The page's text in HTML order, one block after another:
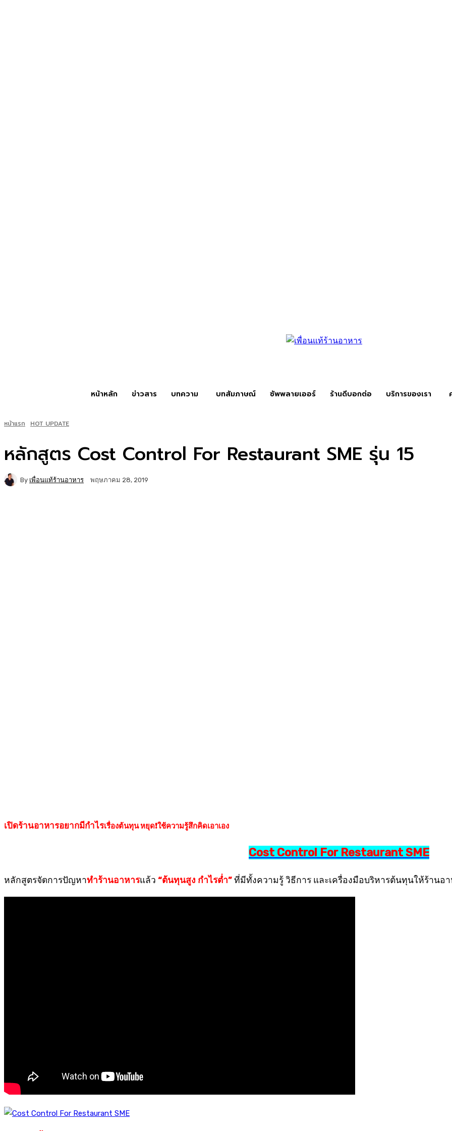
หน้าหลัก ข่าวสาร บทความ บทสัมภาษณ์ ซัพพลายเออร์ ร้านดีบอกต่อ บริการของเรา
หน้าแรก HOT UPDATE
หลักสูตร Cost Control For Restaurant SME รุ่น 15
By เพื่อนแท้ร้านอาหาร พฤษภาคม 28, 2019
เปิดร้านอาหารอยากมีกำไรเรื่องต้นทุน หยุด❗ใช้ความรู้สึกคิดเอาเอง
Cost Control For Restaurant SME
หลักสูตรจัดการปัญหาทำร้านอาหารแล้ว “ต้นทุนสูง กำไรต่ำ” ที่มีทั้งความรู้ วิธีการ และเครื่องมือบริหารต้นทุนให้ร้านอา